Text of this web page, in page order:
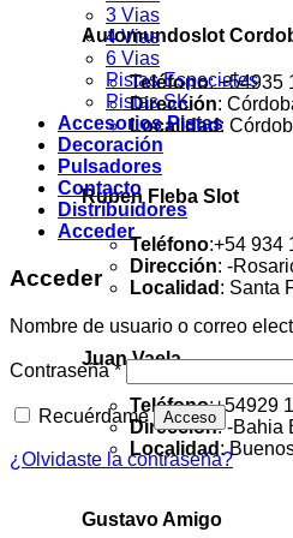
Automundoslot
Teléfono: +54935
Dirección:
Localidad:
Ruben Fleba Slot
Teléfono:+54 934
Dirección: -
Localidad : Santa
Juan Vaela
Teléfono:+54929
Dirección: -Bahia
Localidad :
Gustavo Amigo
3 Vias
4 Vias
6 Vias
Pistas Especiales
Pistas SK
Accesorios Pistas
Decoración
Pulsadores
Contacto
Distribuidores
Acceder
Acceder
Nombre de usuario o correo
Contraseña*Obligatorio
Recuérdame Acceso
¿Olvidaste la contraseña?